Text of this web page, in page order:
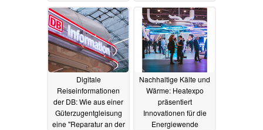
24.07.2024
Digitale
Reiseinformationen
der DB: Wie aus einer
Güterzugentgleisung
eine "Reparatur an der
Nachhaltige Kälte und
Wärme: Heatexpo
präsentiert
Innovationen für die
Energiewende